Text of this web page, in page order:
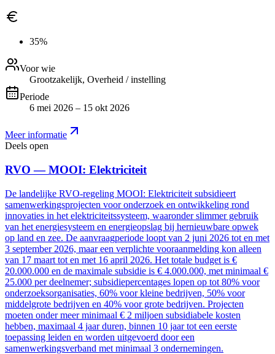
35%
Voor wie
Grootzakelijk, Overheid / instelling
Periode
6 mei 2026 – 15 okt 2026
Meer informatie
Deels open
RVO — MOOI: Elektriciteit
De landelijke RVO-regeling MOOI: Elektriciteit subsidieert
samenwerkingsprojecten voor onderzoek en ontwikkeling rond
innovaties in het elektriciteitssysteem, waaronder slimmer gebruik
van het energiesysteem en energieopslag bij hernieuwbare opwek
op land en zee. De aanvraagperiode loopt van 2 juni 2026 tot en met
3 september 2026, maar een verplichte vooraanmelding kon alleen
van 17 maart tot en met 16 april 2026. Het totale budget is €
20.000.000 en de maximale subsidie is € 4.000.000, met minimaal €
25.000 per deelnemer; subsidiepercentages lopen op tot 80% voor
onderzoeksorganisaties, 60% voor kleine bedrijven, 50% voor
middelgrote bedrijven en 40% voor grote bedrijven. Projecten
moeten onder meer minimaal € 2 miljoen subsidiabele kosten
hebben, maximaal 4 jaar duren, binnen 10 jaar tot een eerste
toepassing leiden en worden uitgevoerd door een
samenwerkingsverband met minimaal 3 ondernemingen.